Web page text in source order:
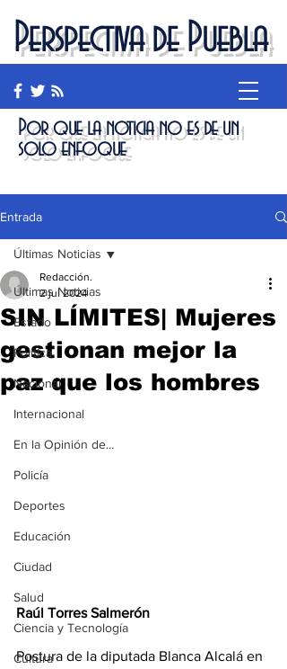
Perspectiva de Puebla
Por que la noticia no es de un
solo enfoque
Entrada
Últimas Noticias
Estado
Política
Nacional
Internacional
En la Opinión de...
Policía
Deportes
Educación
Ciudad
Salud
Ciencia y Tecnología
Cultura
Últimas Noticias
SIN LÍMITES| Mujeres
gestionan mejor la
paz que los hombres
Redacción.
2 jul 2024
Raúl Torres Salmerón
Postura de la diputada Blanca Alcalá en